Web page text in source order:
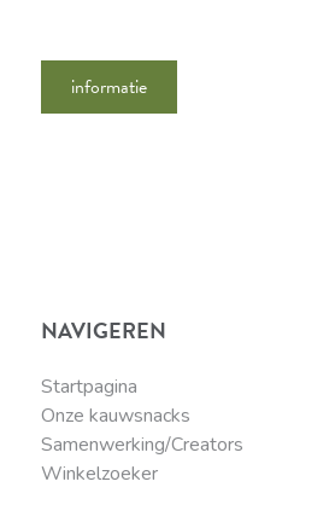
informatie
NAVIGEREN
Startpagina
Onze kauwsnacks
Samenwerking/Creators
Winkelzoeker